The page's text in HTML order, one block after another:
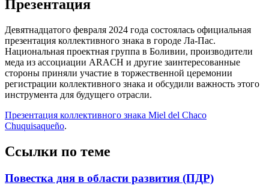
Презентация
Девятнадцатого февраля 2024 года состоялась официальная
презентация коллективного знака в городе Ла-Пас.
Национальная проектная группа в Боливии, производители
меда из ассоциации ARACH и другие заинтересованные
стороны приняли участие в торжественной церемонии
регистрации коллективного знака и обсудили важность этого
инструмента для будущего отрасли.
Презентация коллективного знака Miel del Chaco
Chuquisaqueño.
Ссылки по теме
Повестка дня в области развития (ПДР)